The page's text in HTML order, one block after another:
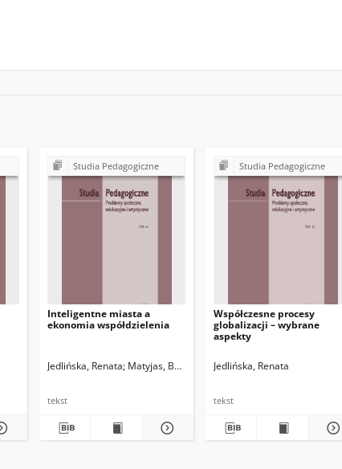
Studia Pedagogiczne
Inteligentne miasta a
ekonomia współdzielenia
Jedlińska, Renata Matyjas, Bożena. Red.
tekst
Studia Pedagogiczne
Współczesne procesy
globalizacji – wybrane
aspekty
Jedlińska, Renata
tekst